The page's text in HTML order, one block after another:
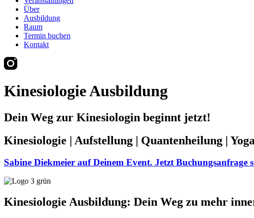
Über
Ausbildung
Raum
Termin buchen
Kontakt
Kinesiologie Ausbildung
Dein Weg zur Kinesiologin beginnt jetzt!
Kinesiologie | Aufstellung | Quantenheilung |
Sabine Diekmeier auf Deinem Event. Jetzt Buchungsanfrage
Kinesiologie Ausbildung: Dein Weg zu mehr